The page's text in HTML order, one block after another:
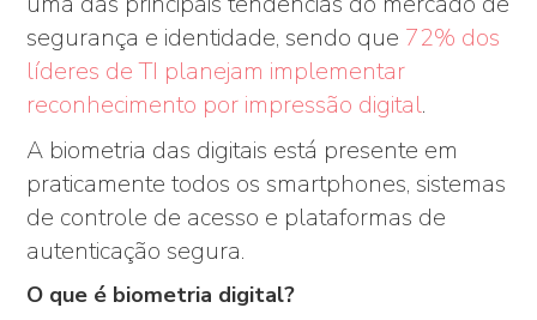
segurança e identidade, sendo que 72% dos
líderes de TI planejam implementar
reconhecimento por impressão digital.
A biometria das digitais está presente em
praticamente todos os smartphones, sistemas
de controle de acesso e plataformas de
autenticação segura.
O que é biometria digital?